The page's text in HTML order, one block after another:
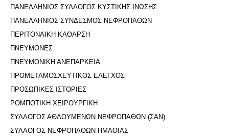
ΠΑΝΕΛΛΗΝΙΟΣ ΣΥΛΛΟΓΟΣ ΚΥΣΤΙΚΗΣ ΙΝΩΣΗΣ
ΠΑΝΕΛΛΗΝΙΟΣ ΣΥΝΔΕΣΜΟΣ ΝΕΦΡΟΠΑΘΩΝ
ΠΕΡΙΤΟΝΑΙΚΗ ΚΑΘΑΡΣΗ
ΠΝΕΥΜΟΝΕΣ
ΠΝΕΥΜΟΝΙΚΗ ΑΝΕΠΑΡΚΕΙΑ
ΠΡΟΜΕΤΑΜΟΣΧΕΥΤΙΚΟΣ ΕΛΕΓΧΟΣ
ΠΡΟΣΩΠΙΚΕΣ ΙΣΤΟΡΙΕΣ
ΡΟΜΠΟΤΙΚΗ ΧΕΙΡΟΥΡΓΙΚΗ
ΣΥΛΛΟΓΟΣ ΑΘΛΟΥΜΕΝΩΝ ΝΕΦΡΟΠΑΘΩΝ (ΣΑΝ)
ΣΥΛΛΟΓΟΣ ΝΕΦΡΟΠΑΘΩΝ ΗΜΑΘΙΑΣ